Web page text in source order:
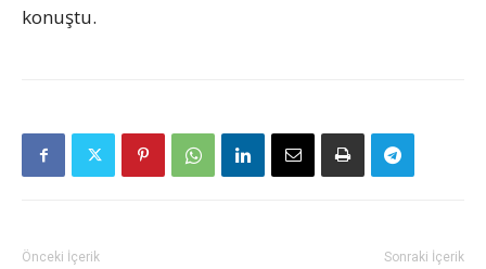
konuştu.
Önceki İçerik Sonraki İçerik